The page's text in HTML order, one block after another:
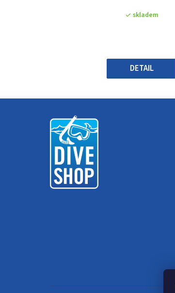
produktu
5
hvězdiček.
skladem
DETAIL